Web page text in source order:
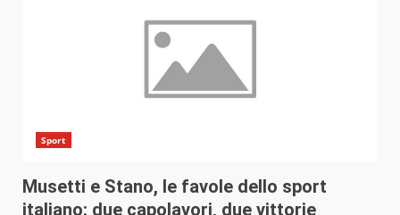
Sport
Musetti e Stano, le favole dello sport
italiano: due capolavori, due vittorie